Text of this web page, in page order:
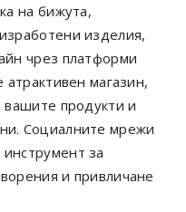
на бижута,
изделия,
чрез платформи
магазин,
вашите продукти и
Социалните мрежи
за
и привличане